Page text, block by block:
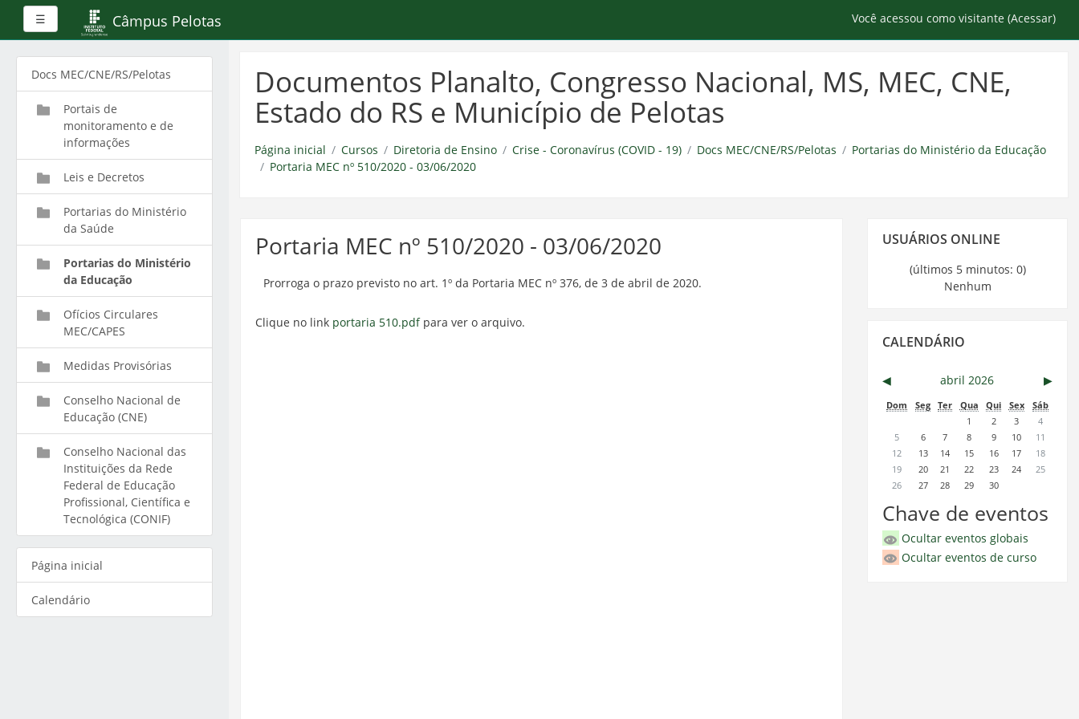
principal
☰ Painel lateralCâmpus Pelotas Você acessou como visitante (Acessar)
Documentos Planalto, Congresso Nacional, MS, MEC, CNE,
Estado do RS e Município de Pelotas
Página inicial Cursos Diretoria de Ensino Crise - Coronavírus (COVID - 19) Docs MEC/CNE/RS/Pelotas
Portarias do Ministério da Educação
Portaria MEC nº 510/2020 - 03/06/2020
Portaria MEC nº 510/2020 - 03/06/2020
Prorroga o prazo previsto no art. 1º da Portaria MEC nº 376, de 3 de abril de 2020.
Clique no link portaria 510.pdfpara ver o arquivo.
Usuários
USUÁRIOS ONLINE
(últimos 5 minutos: 0)
Nenhum
Calendário
CALENDÁRIO
◀︎ abril 2026 ▶︎
Dom Seg Ter Qua Qui Sex
Sáb
1
2 3
4
5
6 7 8 9 10
11
12
13 14 15 16 17
18
19
20 21 22 23 24
25
26
27 28 29 30
Chave de eventos
Ocultar eventos globais
Ocultar eventos de curso
Docs MEC/CNE/RS/Pelotas
Portais de
monitoramento e de
informações
Leis e Decretos
Portarias do Ministério
da Saúde
Portarias do Ministério
da Educação
Ofícios Circulares
MEC/CAPES
Medidas Provisórias
Conselho Nacional de
Educação (CNE)
Conselho Nacional das
Instituições da Rede
Federal de Educação
Profissional, Científica e
Tecnológica (CONIF)
Página inicial
Calendário